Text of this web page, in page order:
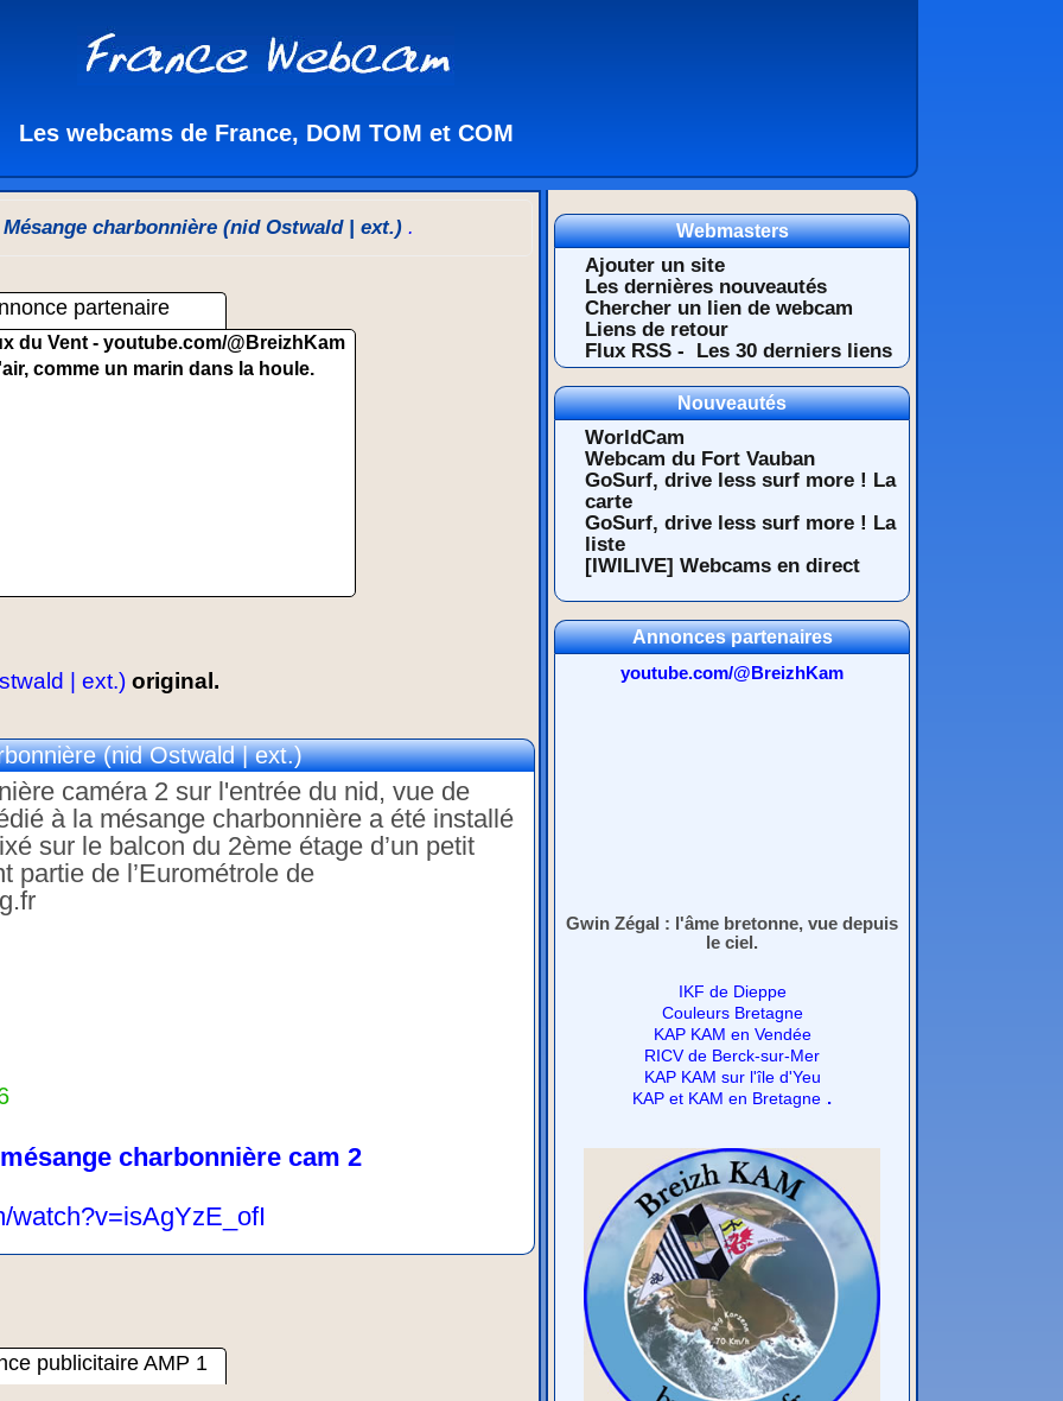
Les webcams de France, DOM TOM et COM
Mésange charbonnière (nid Ostwald | ext.) .
partenaire
du Vent - youtube.com/@BreizhKam
comme un marin dans la houle.
| ext.) original.
(nid Ostwald | ext.)
caméra 2 sur l'entrée du nid, vue de
à la mésange charbonnière a été installé
sur le balcon du 2ème étage d’un petit
partie de l’Eurométrole de
charbonnière cam 2
watch?v=isAgYzE_ofI
publicitaire AMP 1
Webmasters
Ajouter un site
Les dernières nouveautés
Chercher un lien de webcam
Liens de retour
Flux RSS -
Les 30 derniers liens
Nouveautés
WorldCam
Webcam du Fort Vauban
GoSurf, drive less surf more ! La
carte
GoSurf, drive less surf more ! La
liste
[IWILIVE] Webcams en direct
Annonces partenaires
youtube.com/@BreizhKam
Gwin Zégal : l'âme bretonne, vue depuis
le ciel.
IKF de Dieppe
Couleurs Bretagne
KAP KAM en Vendée
RICV de Berck-sur-Mer
KAP KAM sur l'île d'Yeu
KAP et KAM en Bretagne .